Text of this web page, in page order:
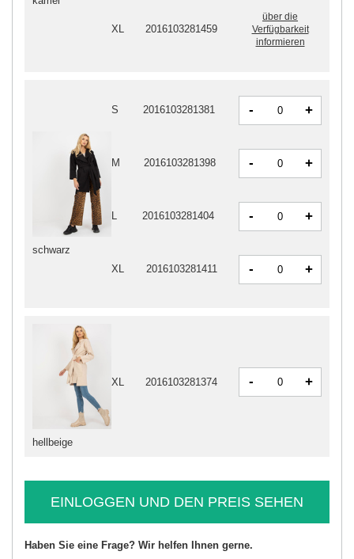
schwarz
S 2016103281381 - +
M 2016103281398 - +
L 2016103281404 - +
XL 2016103281411 - +
XL 2016103281459
über die
Verfügbarkeit
informieren
hellbeige
XL 2016103281374 - +
EINLOGGEN UND DEN PREIS SEHEN
Haben Sie eine Frage? Wir helfen Ihnen gerne.